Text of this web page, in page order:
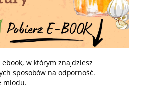
w którym znajdziesz
sposobów na odporność.
miodu.